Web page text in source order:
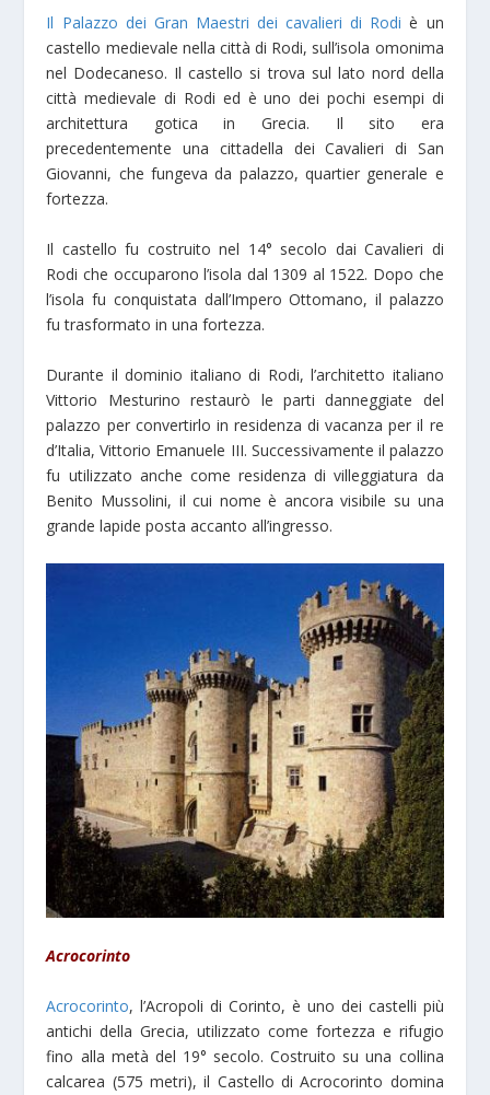
Il Palazzo dei Gran Maestri dei cavalieri di Rodi è un
castello medievale nella città di Rodi, sull’isola omonima
nel Dodecaneso. Il castello si trova sul lato nord della
città medievale di Rodi ed è uno dei pochi esempi di
architettura gotica in Grecia. Il sito era
precedentemente una cittadella dei Cavalieri di San
Giovanni, che fungeva da palazzo, quartier generale e
fortezza.
Il castello fu costruito nel 14° secolo dai Cavalieri di
Rodi che occuparono l’isola dal 1309 al 1522. Dopo che
l’isola fu conquistata dall’Impero Ottomano, il palazzo
fu trasformato in una fortezza.
Durante il dominio italiano di Rodi, l’architetto italiano
Vittorio Mesturino restaurò le parti danneggiate del
palazzo per convertirlo in residenza di vacanza per il re
d’Italia, Vittorio Emanuele III. Successivamente il palazzo
fu utilizzato anche come residenza di villeggiatura da
Benito Mussolini, il cui nome è ancora visibile su una
grande lapide posta accanto all’ingresso.
Acrocorinto
Acrocorinto, l’Acropoli di Corinto, è uno dei castelli più
antichi della Grecia, utilizzato come fortezza e rifugio
fino alla metà del 19° secolo. Costruito su una collina
calcarea (575 metri), il Castello di Acrocorinto domina